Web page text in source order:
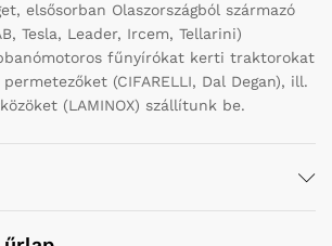
elsősorban Olaszországból származó
Tesla, Leader, Ircem, Tellarini)
fűnyírókat kerti traktorokat
(CIFARELLI, Dal Degan), ill.
(LAMINOX) szállítunk be.